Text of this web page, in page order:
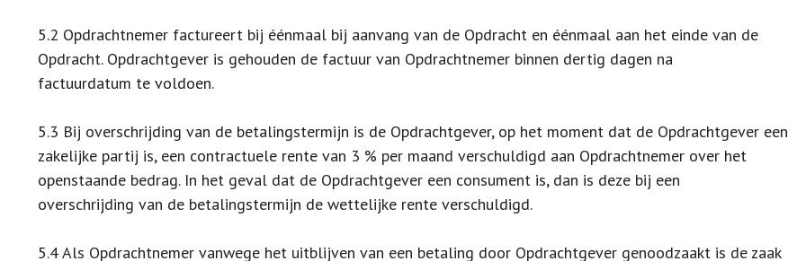
5.2 Opdrachtnemer factureert bij éénmaal bij aanvang van de Opdracht en éénmaal aan het einde van de
Opdracht. Opdrachtgever is gehouden de factuur van Opdrachtnemer binnen dertig dagen na
factuurdatum te voldoen.
5.3 Bij overschrijding van de betalingstermijn is de Opdrachtgever, op het moment dat de Opdrachtgever een
zakelijke partij is, een contractuele rente van 3 % per maand verschuldigd aan Opdrachtnemer over het
openstaande bedrag. In het geval dat de Opdrachtgever een consument is, dan is deze bij een
overschrijding van de betalingstermijn de wettelijke rente verschuldigd.
5.4 Als Opdrachtnemer vanwege het uitblijven van een betaling door Opdrachtgever genoodzaakt is de zaak